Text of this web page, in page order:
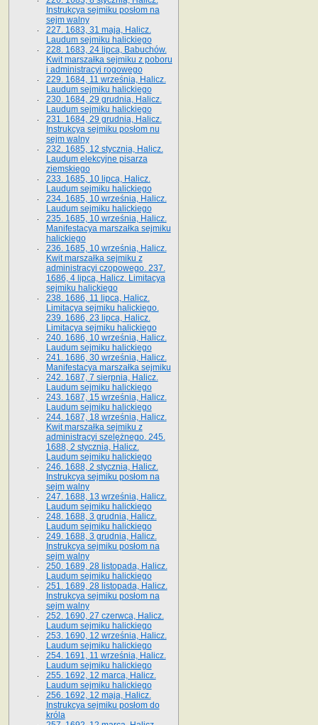
Instrukcya sejmiku posłom na
sejm walny
227. 1683, 31 maja, Halicz.
Laudum sejmiku halickiego
228. 1683, 24 lipca, Babuchów.
Kwit marszałka sejmiku z poboru
i administracyi rogowego
229. 1684, 11 września, Halicz.
Laudum sejmiku halickiego
230. 1684, 29 grudnia, Halicz.
Laudum sejmiku halickiego
231. 1684, 29 grudnia, Halicz.
Instrukcya sejmiku posłom nu
sejm walny
232. 1685, 12 stycznia, Halicz.
Laudum elekcyjne pisarza
ziemskiego
233. 1685, 10 lipca, Halicz.
Laudum sejmiku halickiego
234. 1685, 10 września, Halicz.
Laudum sejmiku halickiego
235. 1685, 10 września, Halicz.
Manifestacya marszałka sejmiku
halickiego
236. 1685, 10 września, Halicz.
Kwit marszałka sejmiku z
administracyi czopowego. 237.
1686, 4 lipca, Halicz. Limitacya
sejmiku halickiego
238. 1686, 11 lipca, Halicz.
Limitacya sejmiku halickiego.
239. 1686, 23 lipca, Halicz.
Limitacya sejmiku halickiego
240. 1686, 10 września, Halicz.
Laudum sejmiku halickiego
241. 1686, 30 września, Halicz.
Manifestacya marszałka sejmiku
242. 1687, 7 sierpnia, Halicz.
Laudum sejmiku halickiego
243. 1687, 15 września, Halicz.
Laudum sejmiku halickiego
244. 1687, 18 września, Halicz.
Kwit marszałka sejmiku z
administracyi szelężnego. 245.
1688, 2 stycznia, Halicz.
Laudum sejmiku halickiego
246. 1688, 2 stycznia, Halicz.
Instrukcya sejmiku posłom na
sejm walny
247. 1688, 13 września, Halicz.
Laudum sejmiku halickiego
248. 1688, 3 grudnia, Halicz.
Laudum sejmiku halickiego
249. 1688, 3 grudnia, Halicz.
Instrukcya sejmiku posłom na
sejm walny
250. 1689, 28 listopada, Halicz.
Laudum sejmiku halickiego
251. 1689, 28 listopada, Halicz.
Instrukcya sejmiku posłom na
sejm walny
252. 1690, 27 czerwca, Halicz.
Laudum sejmiku halickiego
253. 1690, 12 września, Halicz.
Laudum sejmiku halickiego
254. 1691, 11 września, Halicz.
Laudum sejmiku halickiego
255. 1692, 12 marca, Halicz.
Laudum sejmiku halickiego
256. 1692, 12 maja, Halicz.
Instrukcya sejmiku posłom do
króla